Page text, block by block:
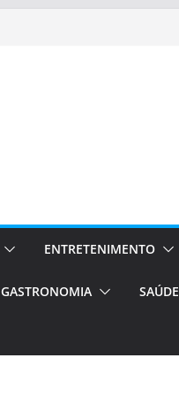
ENTRETENIMENTO
GASTRONOMIA SAÚDE